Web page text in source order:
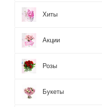
Хиты
Акции
Розы
Букеты